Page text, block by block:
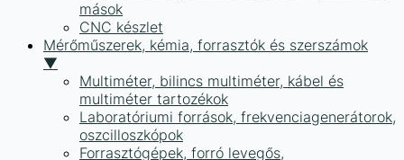
mások
CNC készlet
Mérőműszerek, kémia, forrasztók és szerszámok
▼
Multiméter, bilincs multiméter, kábel és
multiméter tartozékok
Laboratóriumi források, frekvenciagenerátorok,
oszcilloszkópok
Forrasztógépek, forró levegős,